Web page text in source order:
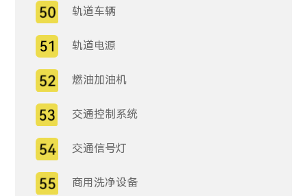
轨道车辆
轨道电源
燃油加油机
交通控制系统
交通信号灯
商用洗净设备